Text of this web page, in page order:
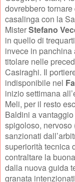
dovrebbero
casalinga con la
MisterStefano
in quello di
invece in panchina
titolare nelle
Casiraghi. Il
indisponibile nel
inizio settimana
Meli, per il resto
Baldini a
spigoloso, nervoso
sanzionati
superiorità tecnica
contraltare la
dalla nuova guida
granata